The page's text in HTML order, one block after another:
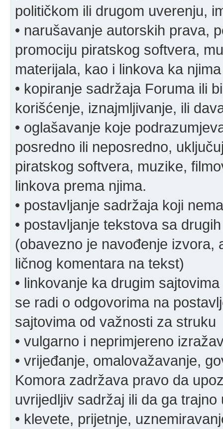
političkom ili drugom uverenju,
• narušavanje autorskih prava,
promociju piratskog softvera,
materijala, kao i linkova ka njima
• kopiranje sadržaja Foruma ili
korišćenje, iznajmljivanje, ili
• oglašavanje koje
posredno ili neposredno,
piratskog softvera, muzike,
linkova prema njima.
• postavljanje sadržaja koji
• postavljanje tekstova sa
(obavezno je navođenje izvora,
ličnog komentara na tekst)
• linkovanje ka drugim
se radi o odgovorima na
sajtovima od važnosti za struku
• vulgarno i neprimjereno
• vrijeđanje, omalovažavanje,
Komora zadržava pravo da
uvrijedljiv sadržaj ili da ga trajno
• klevete, prijetnje,